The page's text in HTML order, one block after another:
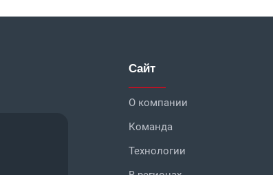
Сайт
О компании
Команда
Технологии